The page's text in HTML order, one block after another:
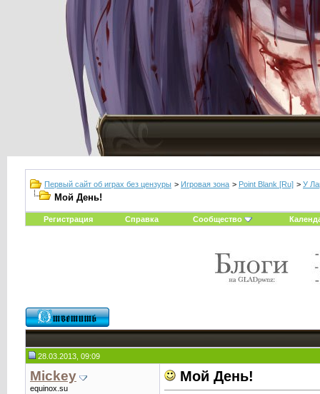
Первый сайт об играх без цензуры > Игровая зона > Point Blank [Ru] > У
Мой День!
Регистрация Справка Сообщество
28.03.2013, 09:09
Mickey
equinox.su
Мой День!